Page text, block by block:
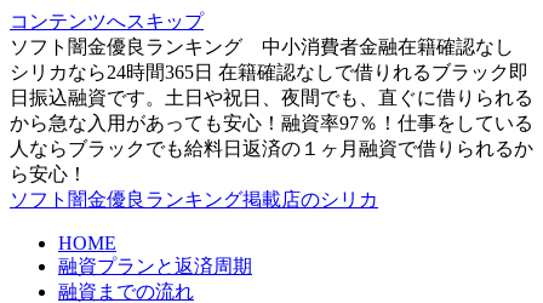
コンテンツへスキップ
ソフト闇金優良ランキング 中小消費者金融在籍確認なし
シリカなら24時間365日 在籍確認なしで借りれるブラック即
日振込融資です。土日や祝日、夜間でも、直ぐに借りられる
から急な入用があっても安心！融資率97％！仕事をしている
人ならブラックでも給料日返済の１ヶ月融資で借りられるか
ら安心！
ソフト闇金優良ランキング掲載店のシリカ
HOME
融資プランと返済周期
融資までの流れ